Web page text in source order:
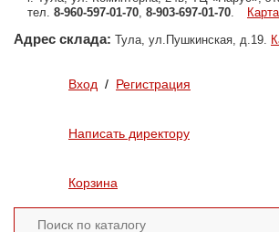
тел. 8-960-597-01-70 8-903-697-01-70 Карта
Адрес склада: Тула, ул.Пушкинская, д.19.
Вход / Регистрация
Написать директору
Корзина